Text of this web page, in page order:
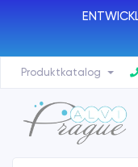
Produktkatalog